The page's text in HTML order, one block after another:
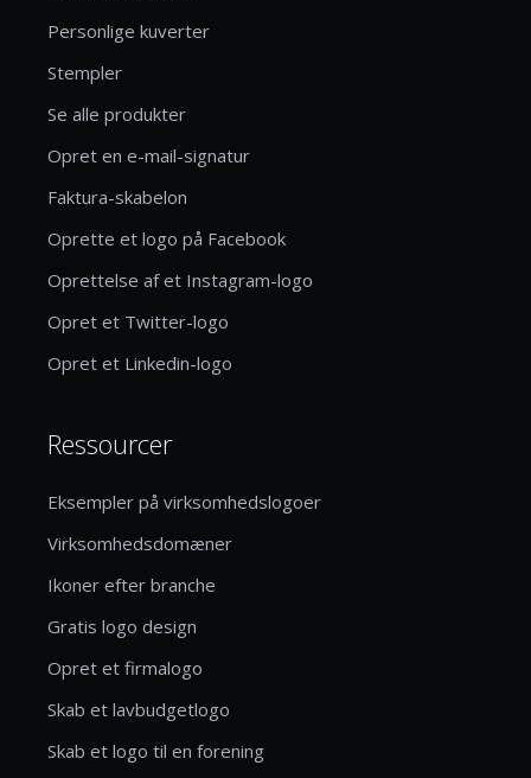
Personlige kuverter
Stempler
Se alle produkter
Opret en e-mail-signatur
Faktura-skabelon
Oprette et logo på Facebook
Oprettelse af et Instagram-logo
Opret et Twitter-logo
Opret et Linkedin-logo
Ressourcer
Eksempler på virksomhedslogoer
Virksomhedsdomæner
Ikoner efter branche
Gratis logo design
Opret et firmalogo
Skab et lavbudgetlogo
Skab et logo til en forening